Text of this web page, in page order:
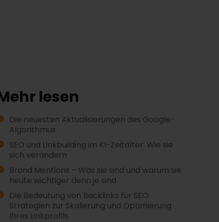
lesen
Die neuesten Aktualisierungen des Google-
Algorithmus
SEO und Linkbuilding im KI-Zeitalter: Wie sie
sich verändern
Brand Mentions – Was sie sind und warum sie
heute wichtiger denn je sind
Die Bedeutung von Backlinks für SEO:
Strategien zur Skalierung und Optimierung
Ihres Linkprofils